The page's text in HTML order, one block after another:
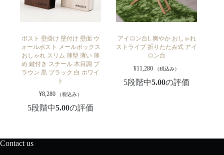
ポスト 壁掛け 壁付け 壁面 ウ
ォールポスト メールボックス
おしゃれ スリム 薄型 薄い 薄
め 鍵付き スチール 木目調 ブ
ラウン 黒 ブラック 白 ホワイ
ト
¥8,280 （税込み）
5段階中5.00の評価
アイロン台L 爽やか おしゃれ
ストライプ 折りたたみ式 アイ
ロン台
¥11,280 （税込み）
5段階中5.00の評価
Contact us